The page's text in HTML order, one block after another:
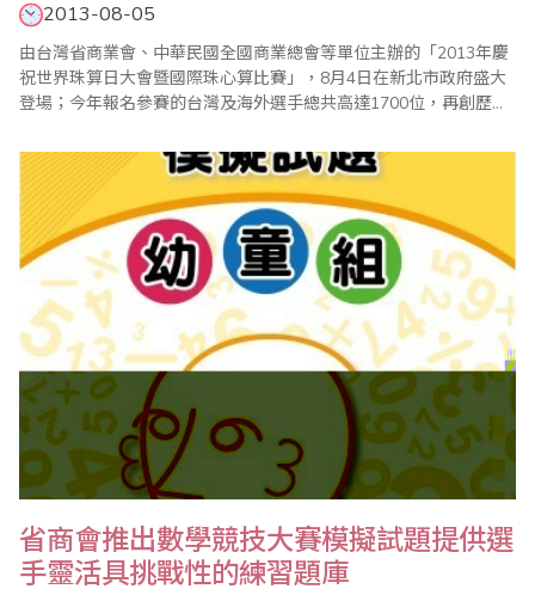
2013-08-05
由台灣省商業會、中華民國全國商業總會等單位主辦的「2013年慶
祝世界珠算日大會暨國際珠心算比賽」，8月4日在新北市政府盛大
登場；今年報名參賽的台灣及海外選手總共高達1700位，再創歷年
數 前全球已經普遍電腦化，但是珠心算開發人腦機智、靈活、提升
記憶力等功能，仍然非常重要；而全球學習珠心算的風氣越來越
省商會推出數學競技大賽模擬試題提供選
手靈活具挑戰性的練習題庫